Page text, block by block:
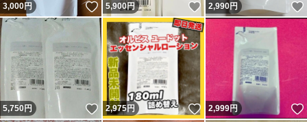
3,000円 いいね！
5,900円 いいね！
2,990円
5,750円 いいね！
2,975円 いいね！
2,999円